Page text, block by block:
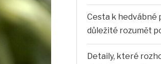
Cesta k hedvábné
důležité rozumět
Detaily, které